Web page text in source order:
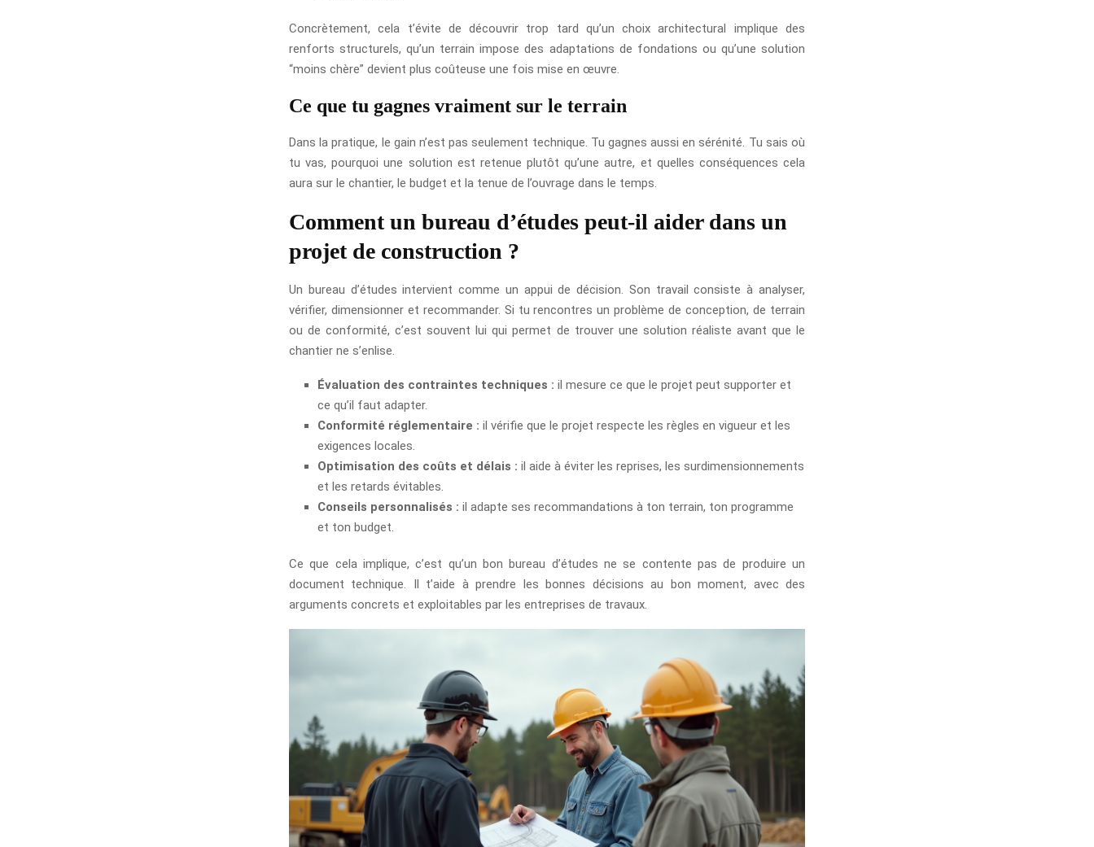
Concrètement, cela t’évite de découvrir trop tard qu’un choix architectural implique des
renforts structurels, qu’un terrain impose des adaptations de fondations ou qu’une solution
“moins chère” devient plus coûteuse une fois mise en œuvre.
Ce que tu gagnes vraiment sur le terrain
Dans la pratique, le gain n’est pas seulement technique. Tu gagnes aussi en sérénité. Tu sais où
tu vas, pourquoi une solution est retenue plutôt qu’une autre, et quelles conséquences cela
aura sur le chantier, le budget et la tenue de l’ouvrage dans le temps.
Comment un bureau d’études peut-il aider dans un
projet de construction ?
Un bureau d’études intervient comme un appui de décision. Son travail consiste à analyser,
vérifier, dimensionner et recommander. Si tu rencontres un problème de conception, de terrain
ou de conformité, c’est souvent lui qui permet de trouver une solution réaliste avant que le
chantier ne s’enlise.
Évaluation des contraintes techniques : il mesure ce que le projet peut supporter et
ce qu’il faut adapter.
Conformité réglementaire : il vérifie que le projet respecte les règles en vigueur et les
exigences locales.
Optimisation des coûts et délais : il aide à éviter les reprises, les surdimensionnements
et les retards évitables.
Conseils personnalisés : il adapte ses recommandations à ton terrain, ton programme
et ton budget.
Ce que cela implique, c’est qu’un bon bureau d’études ne se contente pas de produire un
document technique. Il t’aide à prendre les bonnes décisions au bon moment, avec des
arguments concrets et exploitables par les entreprises de travaux.